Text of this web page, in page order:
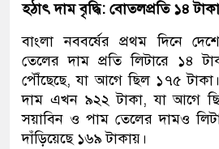
হঠাৎ দাম বৃদ্ধি: বোতলপ্রতি ১৪
বাংলা নববর্ষের প্রথম দিনে
তেলের দাম প্রতি লিটারে ১৪
পৌঁছেছে, যা আগে ছিল ১৭৫
দাম এখন ৯২২ টাকা, যা আগে
সয়াবিন ও পাম তেলের দামও
দাঁড়িয়েছে ১৬৯ টাকায়।